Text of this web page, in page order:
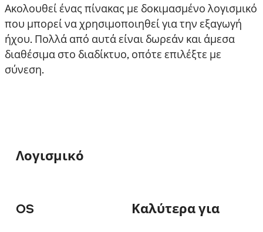
Ακολουθεί ένας πίνακας με δοκιμασμένο λογισμικό
που μπορεί να χρησιμοποιηθεί για την εξαγωγή
ήχου. Πολλά από αυτά είναι δωρεάν και άμεσα
διαθέσιμα στο διαδίκτυο, οπότε επιλέξτε με
σύνεση.
Λογισμικό
OS Καλύτερα για